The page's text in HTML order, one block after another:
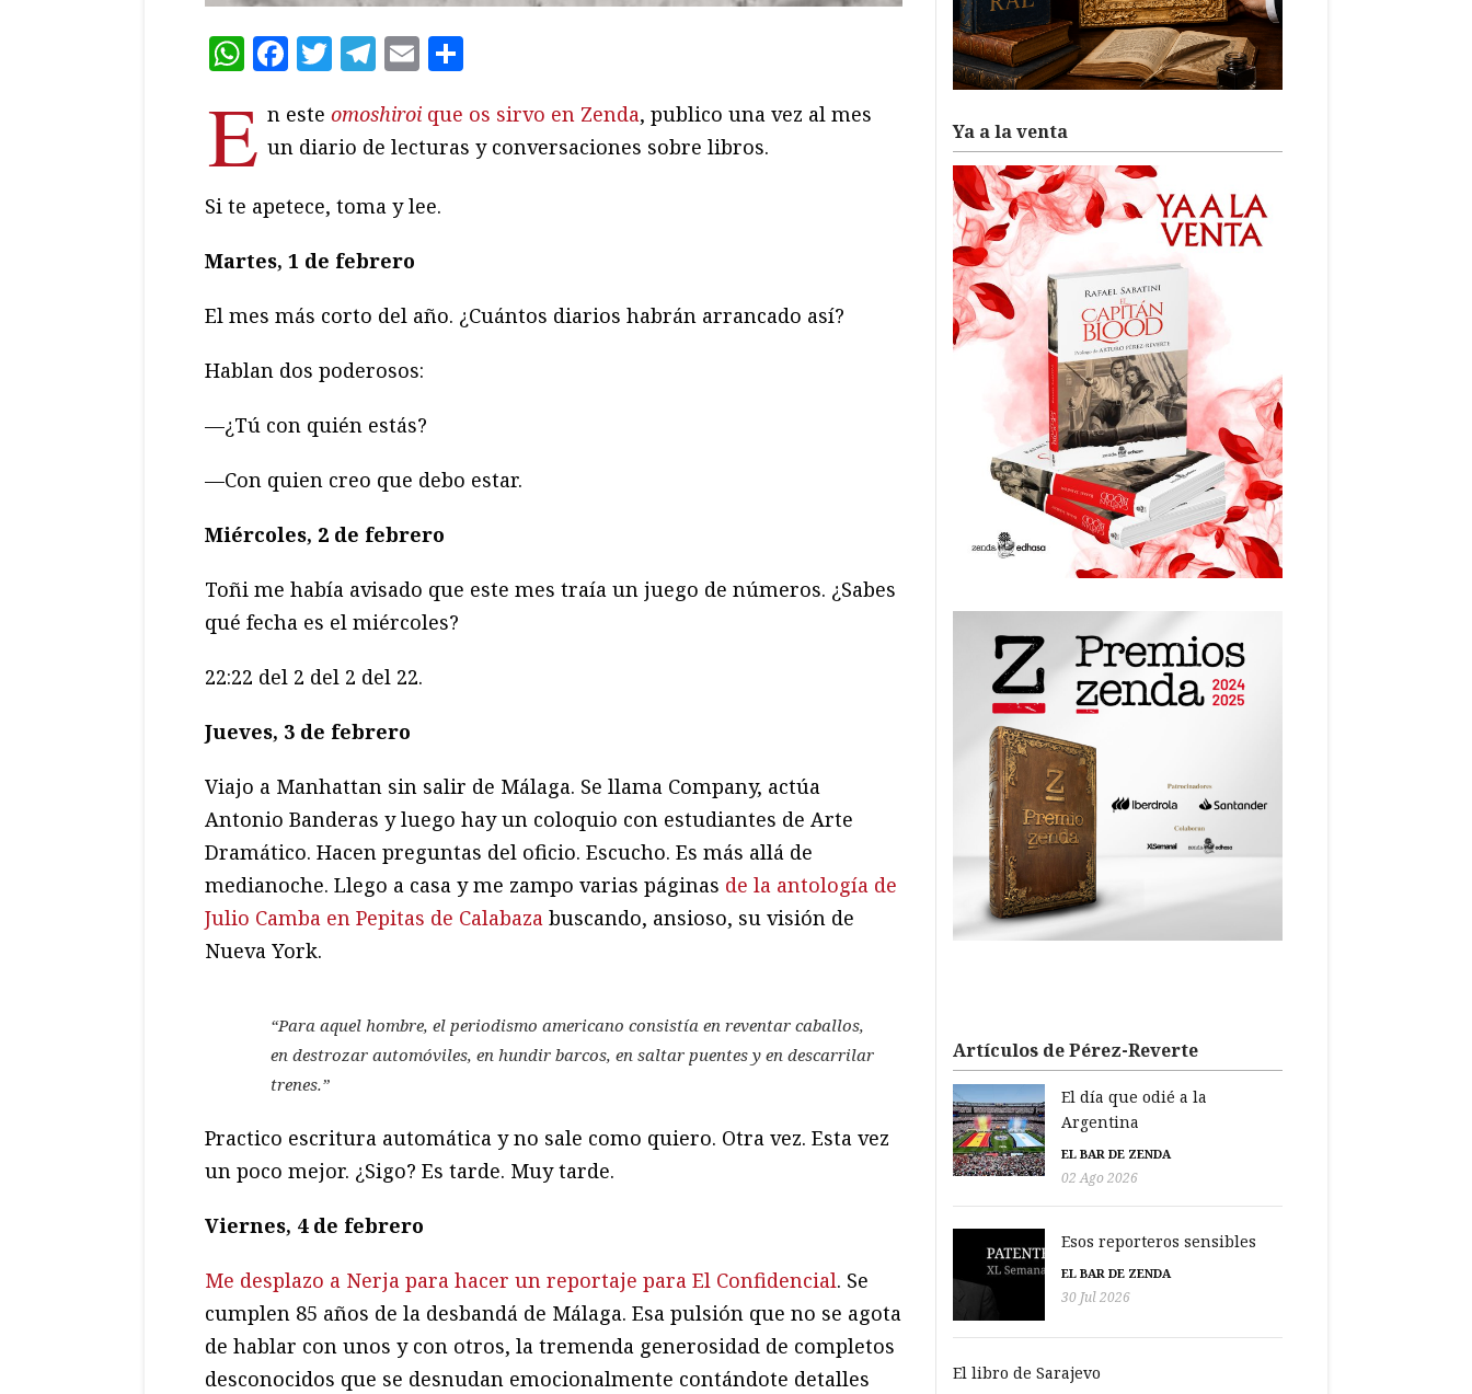
WhatsApp
Facebook
Twitter
Telegram
Email
E n este omoshiroi que os sirvo en Zenda, publico una vez al mes
un diario de lecturas y conversaciones sobre libros.
Si te apetece, toma y lee.
Martes, 1 de febrero
El mes más corto del año. ¿Cuántos diarios habrán arrancado así?
Hablan dos poderosos:
—¿Tú con quién estás?
—Con quien creo que debo estar.
Miércoles, 2 de febrero
Toñi me había avisado que este mes traía un juego de números. ¿Sabes
qué fecha es el miércoles?
22:22 del 2 del 2 del 22.
Jueves, 3 de febrero
Viajo a Manhattan sin salir de Málaga. Se llama Company, actúa
Antonio Banderas y luego hay un coloquio con estudiantes de Arte
Dramático. Hacen preguntas del oficio. Escucho. Es más allá de
medianoche. Llego a casa y me zampo varias páginas de la antología de
Julio Camba en Pepitas de Calabaza buscando, ansioso, su visión de
Nueva York.
“Para aquel hombre, el periodismo americano consistía en reventar caballos,
en destrozar automóviles, en hundir barcos, en saltar puentes y en descarrilar
trenes.”
Practico escritura automática y no sale como quiero. Otra vez. Esta vez
un poco mejor. ¿Sigo? Es tarde. Muy tarde.
Viernes, 4 de febrero
Me desplazo a Nerja para hacer un reportaje para El Confidencial. Se
cumplen 85 años de la desbandá de Málaga. Esa pulsión que no se agota
de hablar con unos y con otros, la tremenda generosidad de completos
desconocidos que se desnudan emocionalmente contándote detalles
Ya a la venta
Artículos de Pérez-Reverte
El día que odié a la
Argentina
EL BAR DE ZENDA
02 Ago 2026
Esos reporteros sensibles
EL BAR DE ZENDA
30 Jul 2026
El libro de Sarajevo